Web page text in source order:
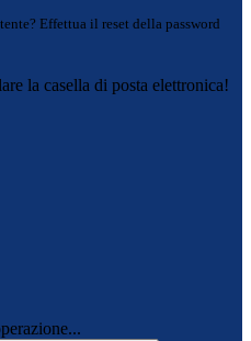
Effettua il reset della password
la casella di posta elettronica!